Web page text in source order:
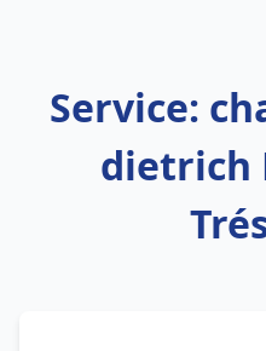
Service:
dietrich